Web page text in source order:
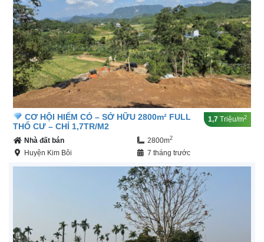
CƠ HỘI HIẾM CÓ – SỞ HỮU 2800m² FULL
THỔ CƯ – CHỈ 1,7TR/M2
1,7 Triệu/m2
Nhà đất bán 2800m2
Huyện Kim Bôi 7 tháng trước